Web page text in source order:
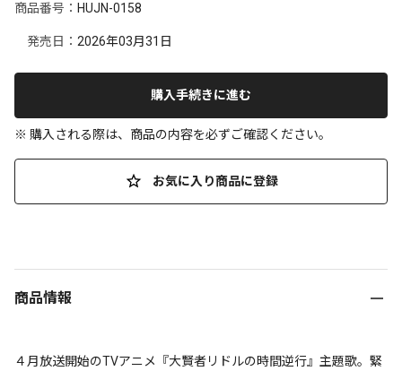
商品番号： HUJN-0158
発売日： 2026年03月31日
購入手続きに進む
※ 購入される際は、商品の内容を必ずご確認ください。
お気に入り商品に登録
商品情報
４月放送開始のTVアニメ『大賢者リドルの時間逆行』主題歌。緊